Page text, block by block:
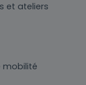
et ateliers
mobilité